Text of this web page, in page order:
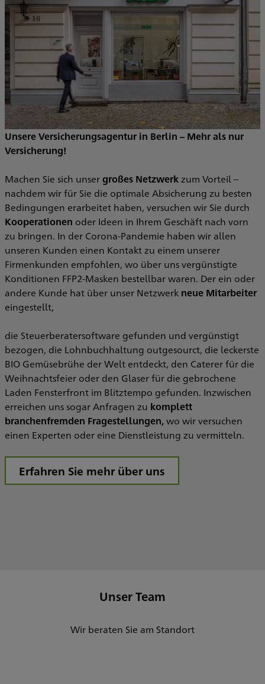
Unsere Versicherungsagentur in Berlin – Mehr als nur
Versicherung!
Machen Sie sich unsergroßes Netzwerk zum Vorteil –
nachdem wir für Sie die optimale Absicherung zu besten
Bedingungen erarbeitet haben, versuchen wir Sie durch
Kooperationen oder Ideen in Ihrem Geschäft nach vorn
zu bringen. In der Corona-Pandemie haben wir allen
unseren Kunden einen Kontakt zu einem unserer
Firmenkunden empfohlen, wo über uns vergünstigte
Konditionen FFP2-Masken bestellbar waren. Der ein oder
andere Kunde hat über unser Netzwerk neue Mitarbeiter
eingestellt,
die Steuerberatersoftware gefunden und vergünstigt
bezogen, die Lohnbuchhaltung outgesourct, die leckerste
BIO Gemüsebrühe der Welt entdeckt, den Caterer für die
Weihnachtsfeier oder den Glaser für die gebrochene
Laden Fensterfront im Blitztempo gefunden. Inzwischen
erreichen uns sogar Anfragen zu komplett
branchenfremden Fragestellungen,wo wir versuchen
einen Experten oder eine Dienstleistung zu vermitteln.
Erfahren Sie mehr über uns
Unser Team
Wir beraten Sie am Standort